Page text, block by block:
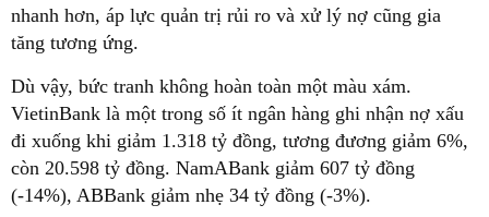
nhanh hơn, áp lực quản trị rủi ro và xử lý nợ cũng gia
tăng tương ứng.
Dù vậy, bức tranh không hoàn toàn một màu xám.
VietinBank là một trong số ít ngân hàng ghi nhận nợ xấu
đi xuống khi giảm 1.318 tỷ đồng, tương đương giảm 6%,
còn 20.598 tỷ đồng. NamABank giảm 607 tỷ đồng
(-14%), ABBank giảm nhẹ 34 tỷ đồng (-3%).